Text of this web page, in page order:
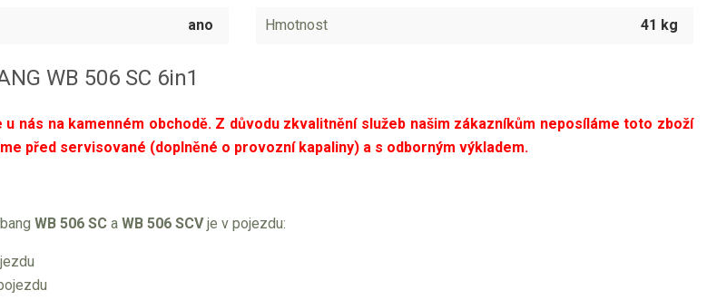
ano Hmotnost 41 kg
WB 506 SC 6in1
nás na kamenném obchodě. Z důvodu zkvalitnění služeb našim zákazníkům neposíláme toto zboží
před servisované (doplněné o provozní kapaliny) a s odborným výkladem.
WB 506 SC a WB 506 SCVje v pojezdu: